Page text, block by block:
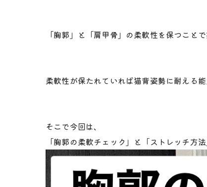
「胸郭」と「肩甲骨」の柔軟性を保つこと
柔軟性が保たれていれば猫背姿勢に耐える能
そこで今回は、
「胸郭の柔軟チェック」と「ストレッチ方